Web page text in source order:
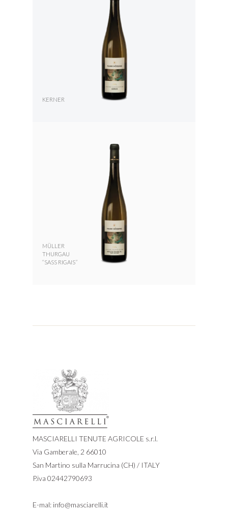
KERNER
MÜLLER
THURGAU
“SASS RIGAIS”
MASCIARELLI TENUTE AGRICOLE s.r.l.
Via Gamberale, 2 66010
San Martino sulla Marrucina (CH) / ITALY
P.iva 02442790693
E-mal: info@masciarelli.it